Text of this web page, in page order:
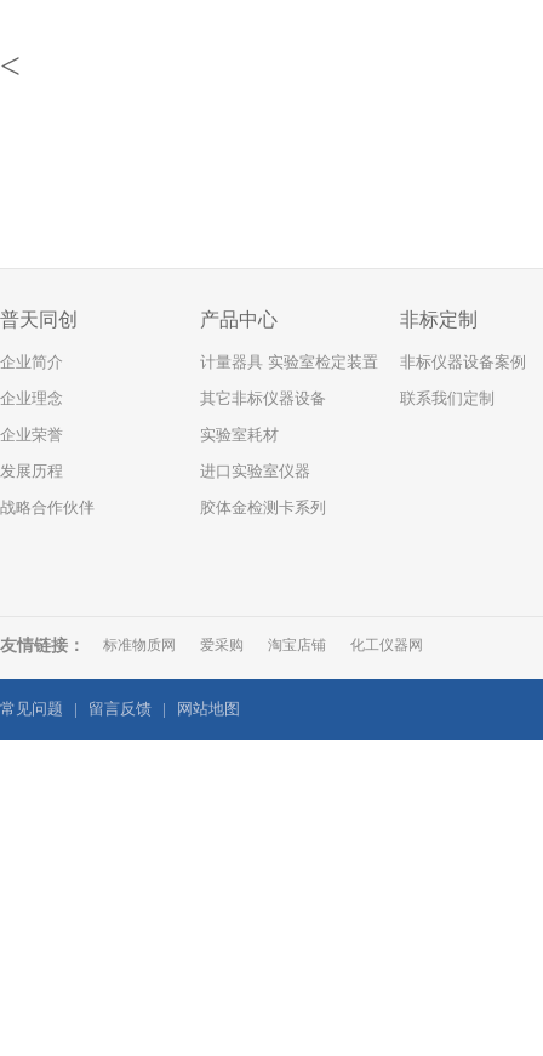
<
普天同创
企业简介
企业理念
企业荣誉
发展历程
战略合作伙伴
产品中心
计量器具 实验室检定装置
其它非标仪器设备
实验室耗材
进口实验室仪器
胶体金检测卡系列
非标定制
非标仪器设备案例
联系我们定制
友情链接： 标准物质网 爱采购 淘宝店铺 化工仪器网
常见问题 | 留言反馈 | 网站地图